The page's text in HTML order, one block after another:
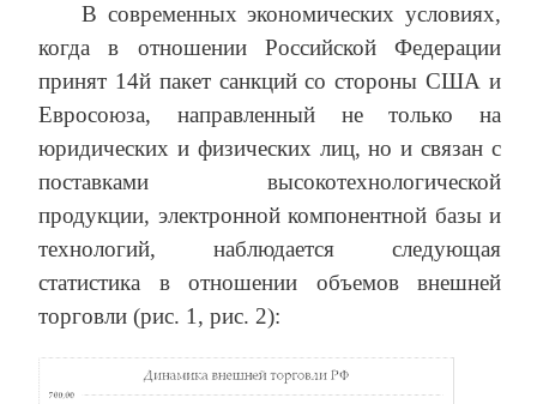
В современных экономических условиях,
когда в отношении Российской Федерации
принят 14й пакет санкций со стороны США и
Евросоюза, направленный не только на
юридических и физических лиц, но и связан с
поставками высокотехнологической
продукции, электронной компонентной базы и
технологий, наблюдается следующая
статистика в отношении объемов внешней
торговли (рис. 1, рис. 2):